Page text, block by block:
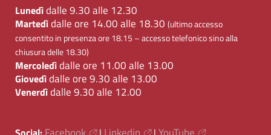
Lunedìdalle 9.30 alle 12.30
Martedìdalle ore 14.00 alle 18.30 (ultimo accesso
consentito in presenza ore 18.15 – accesso telefonico sino alla
chiusura delle 18.30)
Mercoledìdalle ore 11.00 alle 13.00
Giovedìdalle ore 9.30 alle 13.00
Venerdìdalle 9.30 alle 12.00